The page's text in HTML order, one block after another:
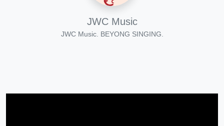
JWC Music
JWC Music. BEYONG SINGING.